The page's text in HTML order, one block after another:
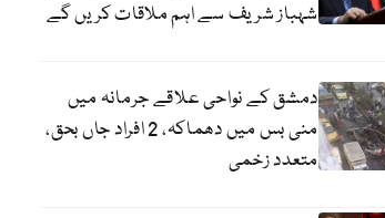
شہباز شریف سے اہم ملاقات کریں گے
دمشق کے نواحی علاقے جرمانہ میں
منی بس میں دھماکہ، 2 افراد جاں بحق،
متعدد زخمی